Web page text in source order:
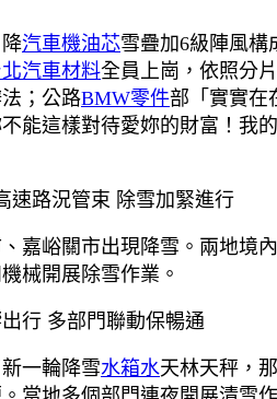
汽車機油芯雪疊加6級陣風
北汽車材料全員上崗，依照分
；公路BMW零件部「實實在
能這樣對待愛妳的財富！我
速路況管束 除雪加緊進行
嘉峪關市出現降雪。兩地境
械開展除雪作業。
行 多部門聯動保暢通
一輪降雪水箱水天林天秤，